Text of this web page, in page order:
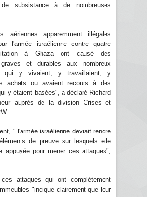
subsistance à de nombreuses
aériennes apparemment illégales
l'armée israélienne contre quatre
à Ghaza ont causé des
graves et durables aux nombreux
qui y vivaient, y travaillaient, y
achats ou avaient recours à des
y étaient basées", a déclaré Richard
auprès de la division Crises et
" l'armée israélienne devrait rendre
de preuve sur lesquels elle
appuyée pour mener ces attaques",
ces attaques qui ont complètement
"indique clairement que leur